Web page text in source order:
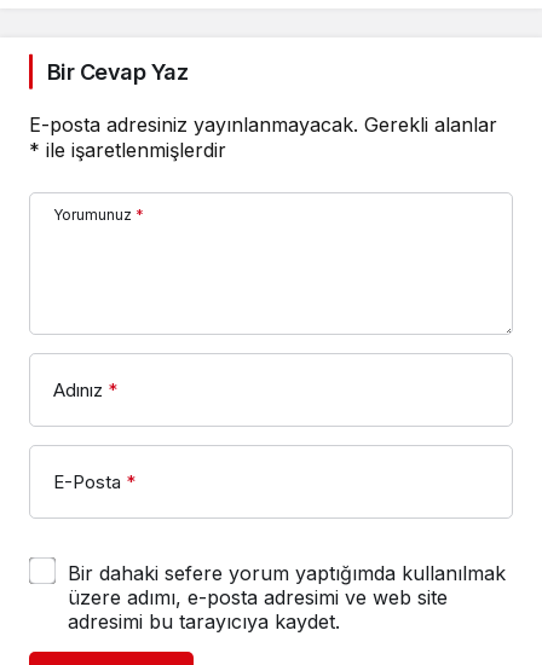
Bir Cevap Yaz
E-posta adresiniz yayınlanmayacak. Gerekli alanlar
* ile işaretlenmişlerdir
Yorumunuz *
Adınız *
E-Posta *
Bir dahaki sefere yorum yaptığımda kullanılmak
üzere adımı, e-posta adresimi ve web site
adresimi bu tarayıcıya kaydet.